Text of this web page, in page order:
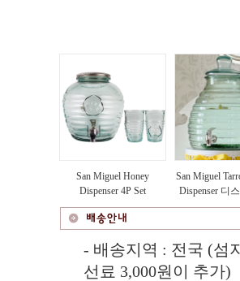
San Miguel Honey
Dispenser 4P Set
San Miguel
Dispenser 디
- 배송지역 : 전국 (섬
선료 3,000원이 추가)